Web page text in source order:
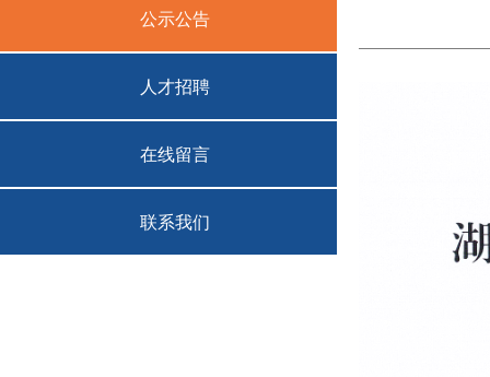
公示公告
人才招聘
在线留言
联系我们